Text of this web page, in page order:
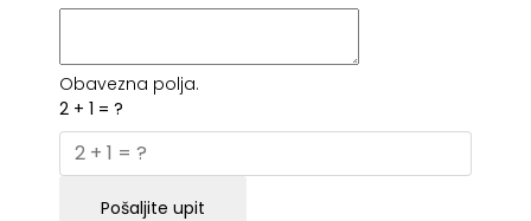
Obavezna polja.
2 + 1 = ?
Pošaljite upit